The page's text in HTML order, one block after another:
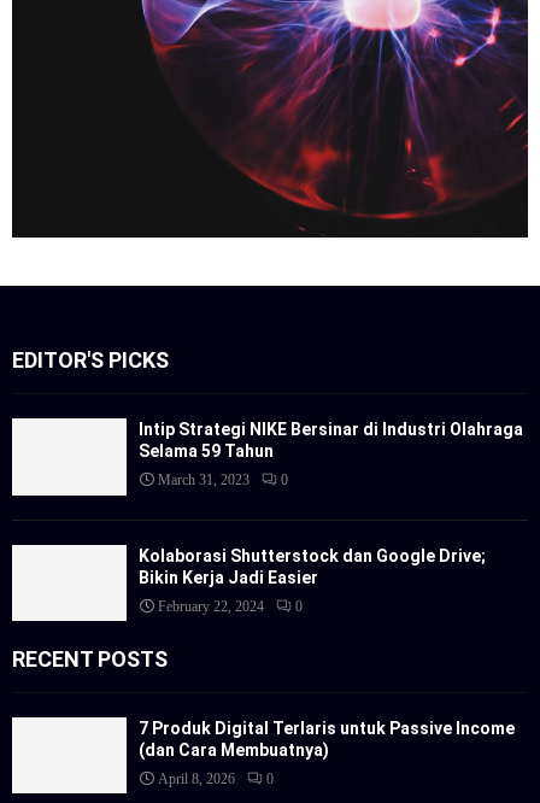
EDITOR'S PICKS
Intip Strategi NIKE Bersinar di Industri Olahraga
Selama 59 Tahun
March 31, 2023 0
Kolaborasi Shutterstock dan Google Drive;
Bikin Kerja Jadi Easier
February 22, 2024 0
RECENT POSTS
7 Produk Digital Terlaris untuk Passive Income
(dan Cara Membuatnya)
April 8, 2026 0